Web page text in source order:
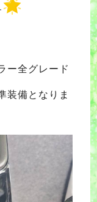
ー全グレード
装備となりま